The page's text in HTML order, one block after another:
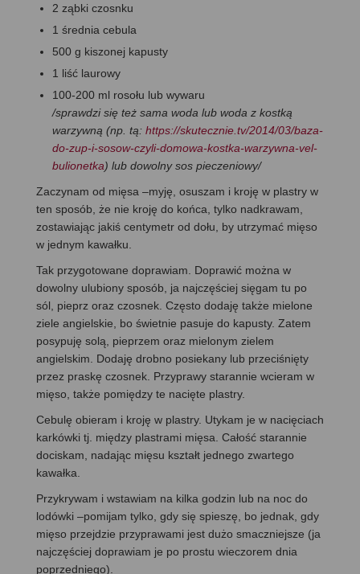
2 ząbki czosnku
1 średnia cebula
500 g kiszonej kapusty
1 liść laurowy
100-200 ml rosołu lub wywaru
/sprawdzi się też sama woda lub woda z kostką
warzywną (np. tą: https://skutecznie.tv/2014/03/baza-
do-zup-i-sosow-czyli-domowa-kostka-warzywna-vel-
bulionetka) lub dowolny sos pieczeniowy/
Zaczynam od mięsa –myję, osuszam i kroję w plastry w
ten sposób, że nie kroję do końca, tylko nadkrawam,
zostawiając jakiś centymetr od dołu, by utrzymać mięso
w jednym kawałku.
Tak przygotowane doprawiam. Doprawić można w
dowolny ulubiony sposób, ja najczęściej sięgam tu po
sól, pieprz oraz czosnek. Często dodaję także mielone
ziele angielskie, bo świetnie pasuje do kapusty. Zatem
posypuję solą, pieprzem oraz mielonym zielem
angielskim. Dodaję drobno posiekany lub przeciśnięty
przez praskę czosnek. Przyprawy starannie wcieram w
mięso, także pomiędzy te nacięte plastry.
Cebulę obieram i kroję w plastry. Utykam je w nacięciach
karkówki tj. między plastrami mięsa. Całość starannie
dociskam, nadając mięsu kształt jednego zwartego
kawałka.
Przykrywam i wstawiam na kilka godzin lub na noc do
lodówki –pomijam tylko, gdy się spieszę, bo jednak, gdy
mięso przejdzie przyprawami jest dużo smaczniejsze (ja
najczęściej doprawiam je po prostu wieczorem dnia
poprzedniego).